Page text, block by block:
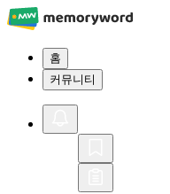
홈
커뮤니티